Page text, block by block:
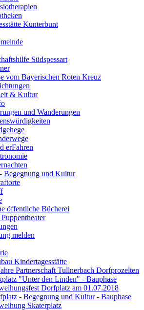
Kunterbunt
Südspessart
vom Bayerischen Roten Kreuz
& Kultur
und Wanderungen
erFahren
Begegnung und Kultur
öffentliche Bücherei
melden
Kindertagesstätte
Partnerschaft Tullnerbach Dorfprozelten
"Unter den Linden" - Bauphase
Dorfplatz am 01.07.2018
- Begegnung und Kultur - Bauphase
Skaterplatz